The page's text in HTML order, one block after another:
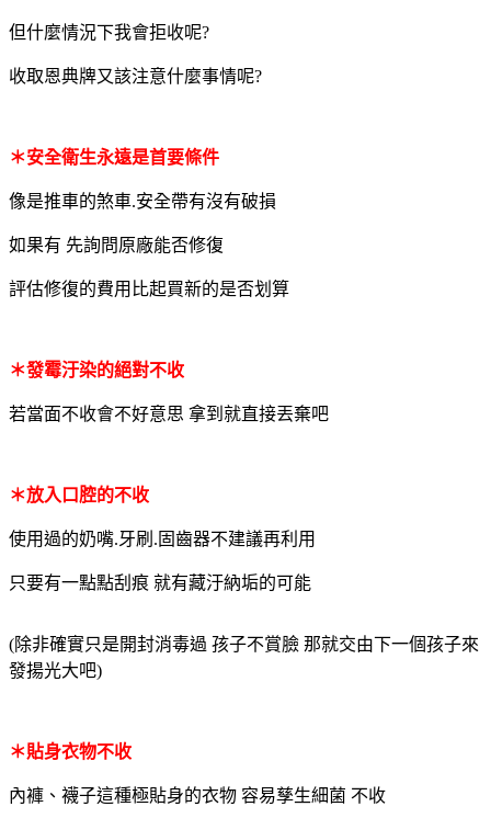
但什麼情況下我會拒收呢?
收取恩典牌又該注意什麼事情呢?
＊安全衛生永遠是首要條件
像是推車的煞車.安全帶有沒有破損
如果有 先詢問原廠能否修復
評估修復的費用比起買新的是否划算
＊發霉汙染的絕對不收
若當面不收會不好意思 拿到就直接丟棄吧
＊放入口腔的不收
使用過的奶嘴.牙刷.固齒器不建議再利用
只要有一點點刮痕 就有藏汙納垢的可能
(除非確實只是開封消毒過 孩子不賞臉 那就交由下一個孩子來
發揚光大吧)
＊貼身衣物不收
內褲、襪子這種極貼身的衣物 容易孳生細菌 不收